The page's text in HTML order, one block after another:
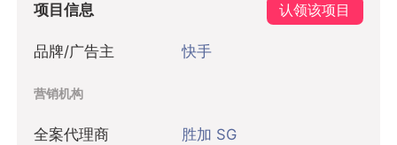
项目信息 认领该项目
品牌/广告主 快手
营销机构
全案代理商 胜加 SG